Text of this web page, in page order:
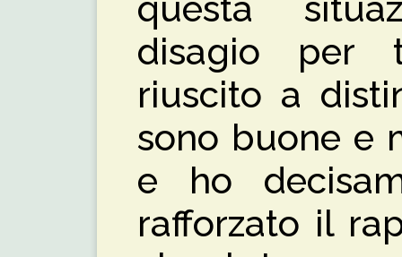
questa
disagio per
riuscito a
sono buone e
e ho
rafforzato il